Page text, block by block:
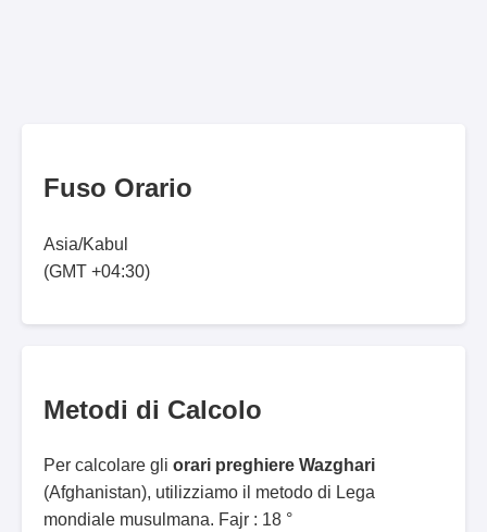
Fuso Orario
Asia/Kabul
(GMT +04:30)
Metodi di Calcolo
Per calcolare gli orari preghiere Wazghari
(Afghanistan), utilizziamo il metodo di Lega
mondiale musulmana. Fajr : 18 °